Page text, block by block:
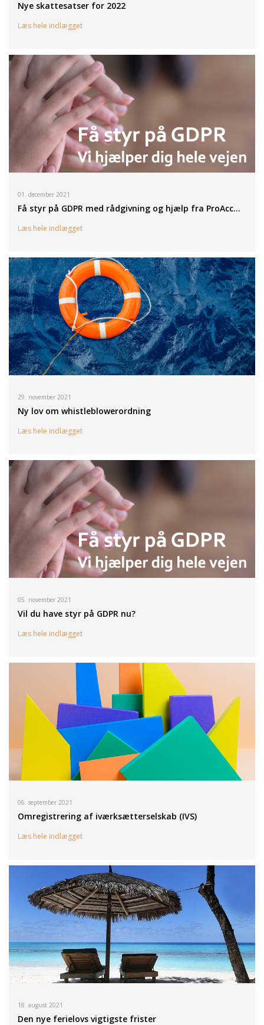
Nye skattesatser for 2022
Læs hele indlægget
01. december 2021
Få styr på GDPR med rådgivning og hjælp fra ProAcc…
Læs hele indlægget
29. november 2021
Ny lov om whistleblowerordning
Læs hele indlægget
05. november 2021
Vil du have styr på GDPR nu?
Læs hele indlægget
06. september 2021
Omregistrering af iværksætterselskab (IVS)
Læs hele indlægget
18. august 2021
Den nye ferielovs vigtigste frister